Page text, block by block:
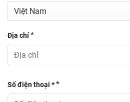
Địa chỉ*
Số điện thoại **